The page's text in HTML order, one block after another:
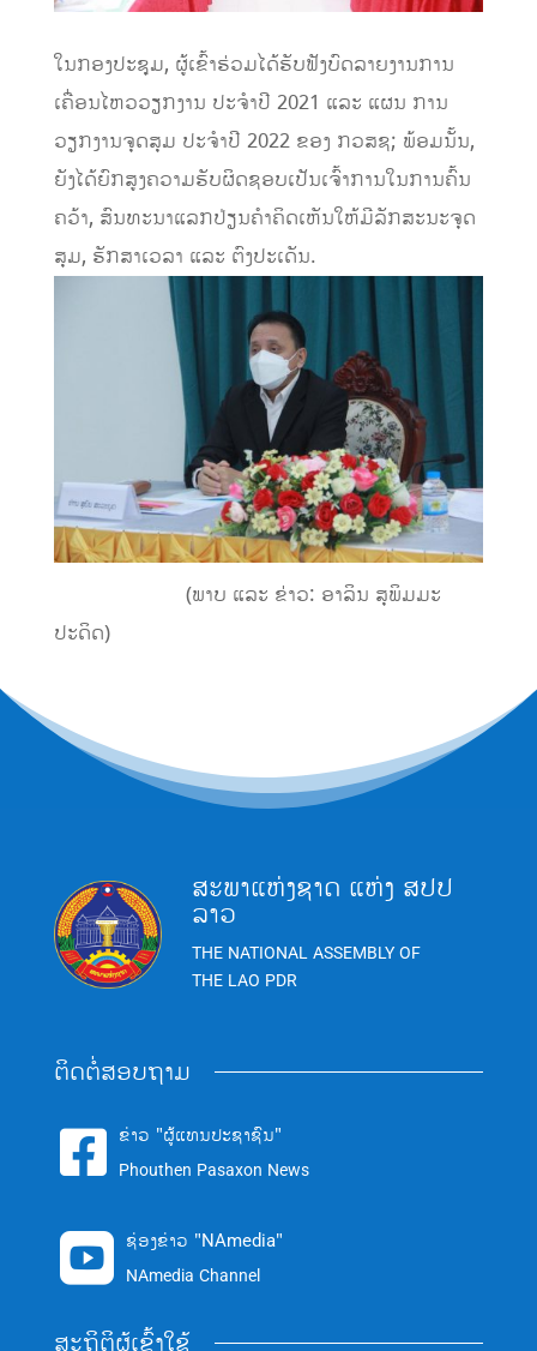
ໃນກອງປະຊຸມ, ຜູ້ເຂົ້າຮ່ວມໄດ້ຮັບຟັງບົດລາຍງານການ
ເຄື່ອນໄຫວວຽກງານ ປະຈຳປີ 2021 ແລະ ແຜນ ການ
ວຽກງານຈຸດສຸມ ປະຈຳປີ 2022 ຂອງ ກວສຊ; ພ້ອມນັ້ນ,
ຍັງໄດ້ຍົກສູງຄວາມຮັບຜິດຊອບເປັນເຈົ້າການໃນການຄົ້ນ
ຄວ້າ, ສົນທະນາແລກປ່ຽນຄຳຄິດເຫັນໃຫ້ມີລັກສະນະຈຸດ
ສຸມ, ຮັກສາເວລາ ແລະ ຕົງປະເດັນ.
(ພາບ ແລະ ຂ່າວ: ອາລິນ ສຸພິມມະ
ປະດິດ)
ສະພາແຫ່ງຊາດ ແຫ່ງ ສປປ
ລາວ
THE NATIONAL ASSEMBLY OF
THE LAO PDR
ຕິດຕໍ່ສອບຖາມ
 ຂ່າວ "ຜູ້ແທນປະຊາຊົນ"
Phouthen Pasaxon News
 ຊ່ອງຂ່າວ "NAmedia"
NAmedia Channel
ສະຖິຕິຜູ້ເຂົ້າໃຊ້